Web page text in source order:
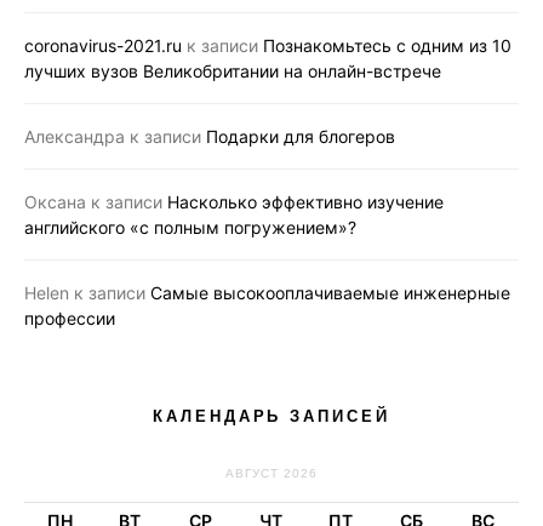
coronavirus-2021.ru к записи Познакомьтесь с одним из 10
лучших вузов Великобритании на онлайн-встрече
Александра к записи Подарки для блогеров
Оксана к записи Насколько эффективно изучение
английского «с полным погружением»?
Helen к записи Самые высокооплачиваемые инженерные
профессии
КАЛЕНДАРЬ ЗАПИСЕЙ
АВГУСТ 2026
ПН ВТ СР ЧТ ПТ СБ ВС